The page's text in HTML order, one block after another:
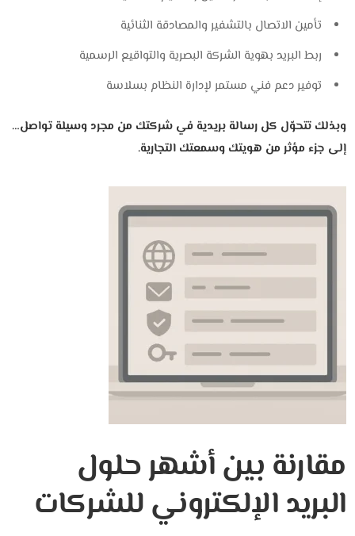
تأمين الاتصال بالتشفير والمصادقة الثنائية
ربط البريد بهوية الشركة البصرية والتواقيع الرسمية
توفير دعم فني مستمر لإدارة النظام بسلاسة
وبذلك تتحوّل كل رسالة بريدية في شركتك من مجرد وسيلة تواصل…
إلى جزء مؤثر من هويتك وسمعتك التجارية.
مقارنة بين أشهر حلول
البريد الإلكتروني للشركات